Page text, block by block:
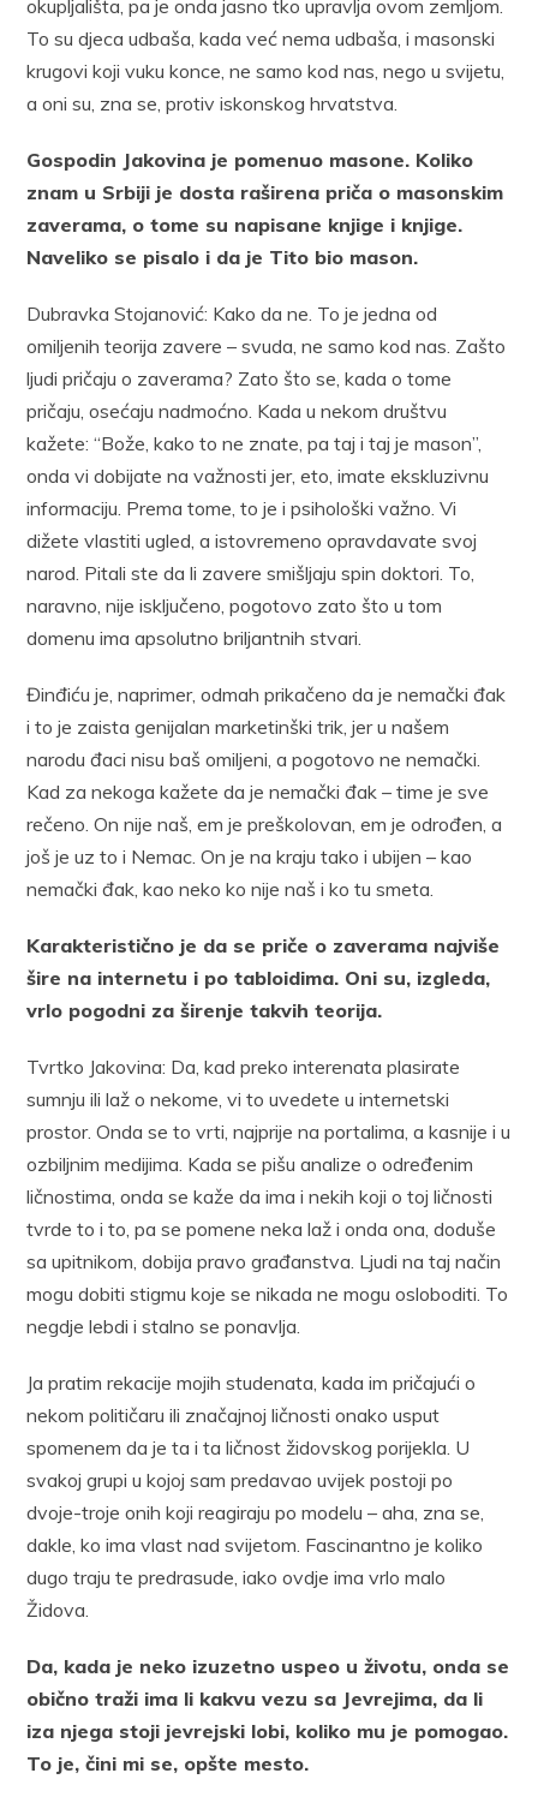
okupljališta, pa je onda jasno tko upravlja ovom zemljom.
To su djeca udbaša, kada već nema udbaša, i masonski
krugovi koji vuku konce, ne samo kod nas, nego u svijetu,
a oni su, zna se, protiv iskonskog hrvatstva.
Gospodin Jakovina je pomenuo masone. Koliko
znam u Srbiji je dosta raširena priča o masonskim
zaverama, o tome su napisane knjige i knjige.
Naveliko se pisalo i da je Tito bio mason.
​Dubravka Stojanović: Kako da ne. To je jedna od
omiljenih teorija zavere – svuda, ne samo kod nas. Zašto
ljudi pričaju o zaverama? Zato što se, kada o tome
pričaju, osećaju nadmoćno. Kada u nekom društvu
kažete: “Bože, kako to ne znate, pa taj i taj je mason”,
onda vi dobijate na važnosti jer, eto, imate ekskluzivnu
informaciju. Prema tome, to je i psihološki važno. Vi
dižete vlastiti ugled, a istovremeno opravdavate svoj
narod. Pitali ste da li zavere smišljaju spin doktori. To,
naravno, nije isključeno, pogotovo zato što u tom
domenu ima apsolutno briljantnih stvari.
Đinđiću je, naprimer, odmah prikačeno da je nemački đak
i to je zaista genijalan marketinški trik, jer u našem
narodu đaci nisu baš omiljeni, a pogotovo ne nemački.
Kad za nekoga kažete da je nemački đak – time je sve
rečeno. On nije naš, em je preškolovan, em je odrođen, a
još je uz to i Nemac. On je na kraju tako i ubijen – kao
nemački đak, kao neko ko nije naš i ko tu smeta.
Karakteristično je da se priče o zaverama najviše
šire na internetu i po tabloidima. Oni su, izgleda,
vrlo pogodni za širenje takvih teorija.
Tvrtko Jakovina: Da, kad preko interenata plasirate
sumnju ili laž o nekome, vi to uvedete u internetski
prostor. Onda se to vrti, najprije na portalima, a kasnije i u
ozbiljnim medijima. Kada se pišu analize o određenim
ličnostima, onda se kaže da ima i nekih koji o toj ličnosti
tvrde to i to, pa se pomene neka laž i onda ona, doduše
sa upitnikom, dobija pravo građanstva. Ljudi na taj način
mogu dobiti stigmu koje se nikada ne mogu osloboditi. To
negdje lebdi i stalno se ponavlja.
Ja pratim rekacije mojih studenata, kada im pričajući o
nekom političaru ili značajnoj ličnosti onako usput
spomenem da je ta i ta ličnost židovskog porijekla. U
svakoj grupi u kojoj sam predavao uvijek postoji po
dvoje-troje onih koji reagiraju po modelu – aha, zna se,
dakle, ko ima vlast nad svijetom. Fascinantno je koliko
dugo traju te predrasude, iako ovdje ima vrlo malo
Židova.
Da, kada je neko izuzetno uspeo u životu, onda se
obično traži ima li kakvu vezu sa Jevrejima, da li
iza njega stoji jevrejski lobi, koliko mu je pomogao.
To je, čini mi se, opšte mesto.